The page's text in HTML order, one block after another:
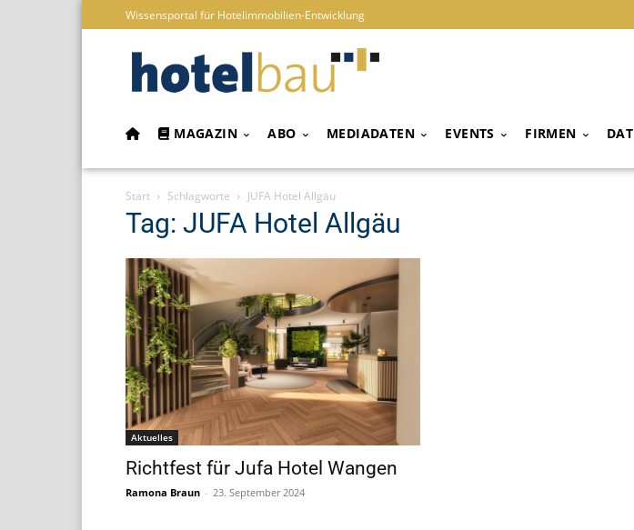
Wissensportal für Hotelimmobilien-Entwicklung
MAGAZIN ABO MEDIADATEN EVENTS FIRMEN
Start Schlagworte JUFA Hotel Allgäu
Tag: JUFA Hotel Allgäu
Aktuelles
Richtfest für Jufa Hotel Wangen
Ramona Braun - 23. September 2024